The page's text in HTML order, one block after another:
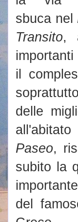
sbuca nel
Transito,
il
delle
Paseo,
subito la
del